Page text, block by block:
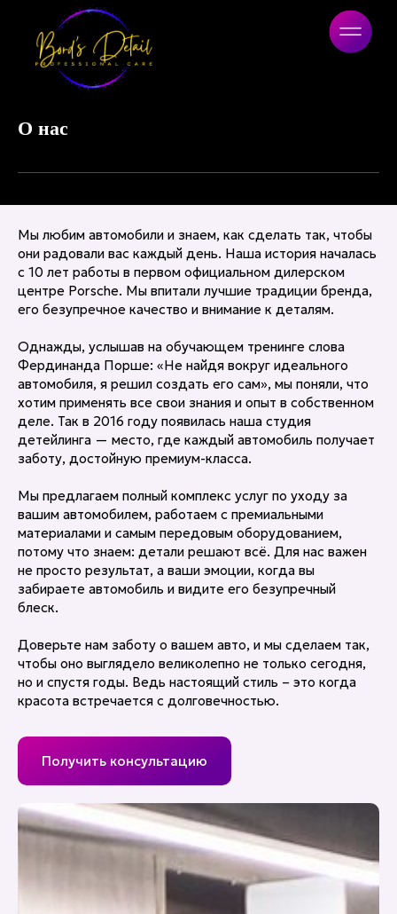
Bord's Detail
О нас
Мы любим автомобили и знаем, как сделать так, чтобы
они радовали вас каждый день. Наша история началась
с 10 лет работы в первом официальном дилерском
центре Porsche. Мы впитали лучшие традиции бренда,
его безупречное качество и внимание к деталям.
Однажды, услышав на обучающем тренинге слова
Фердинанда Порше: «Не найдя вокруг идеального
автомобиля, я решил создать его сам», мы поняли, что
хотим применять все свои знания и опыт в собственном
деле. Так в 2016 году появилась наша студия
детейлинга — место, где каждый автомобиль получает
заботу, достойную премиум-класса.
Мы предлагаем полный комплекс услуг по уходу за
вашим автомобилем, работаем с премиальными
материалами и самым передовым оборудованием,
потому что знаем: детали решают всё. Для нас важен
не просто результат, а ваши эмоции, когда вы
забираете автомобиль и видите его безупречный
блеск.
Доверьте нам заботу о вашем авто, и мы сделаем так,
чтобы оно выглядело великолепно не только сегодня,
но и спустя годы. Ведь настоящий стиль – это когда
красота встречается с долговечностью.
Получить консультацию